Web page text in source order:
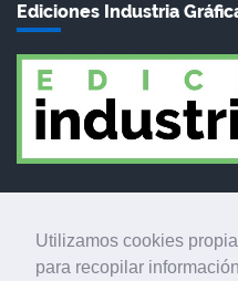
Utilizamos cookies
para recopilar
Ediciones Industria
Ediciones Industria Gráfica es
el mercado de la
profesionales especializados en